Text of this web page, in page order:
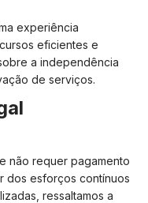
experiência
eficientes e
a independência
de serviços.
não requer pagamento
dos esforços contínuos
ressaltamos a